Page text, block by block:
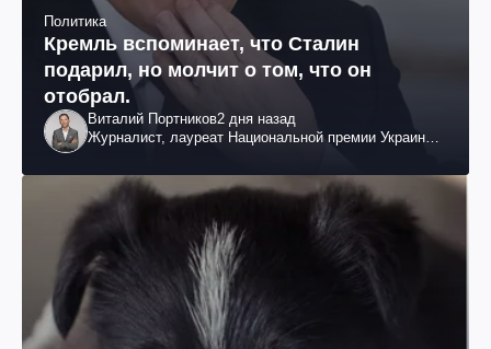
Политика
Кремль вспоминает, что Сталин
подарил, но молчит о том, что он
отобрал.
Виталий Портников2 дня назад
Журналист, лауреат Национальной премии Украины